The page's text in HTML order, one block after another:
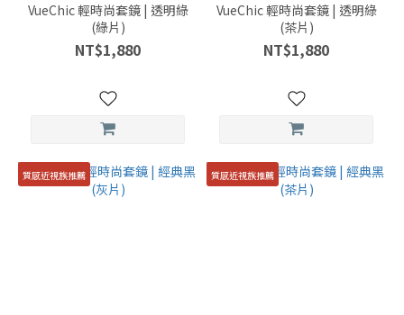
VueChic 輕時尚套鏡 | 透明綠
(綠片)
NT$1,880
VueChic 輕時尚套鏡 | 透明綠
(茶片)
NT$1,880
質感近視族推薦 質感近視族推薦